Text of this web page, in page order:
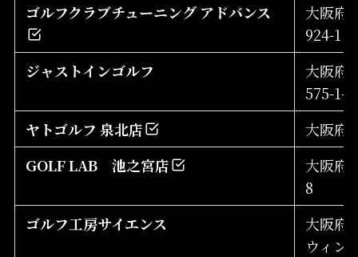
ゴルフクラブチューニング アドバンス
大阪府
924-1
ジャストインゴルフ
大阪府
575-1-
ヤトゴルフ 泉北店
大阪府
GOLF LAB 池之宮店
大阪府
8
ゴルフ工房サイエンス
大阪府
ウィン